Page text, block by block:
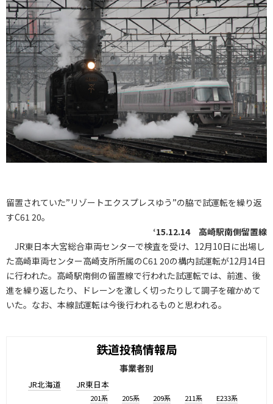
留置されていた”リゾートエクスプレスゆう”の脇で試運転を繰り返
すC61 20。
‘15.12.14 高崎駅南側留置線
JR東日本大宮総合車両センターで検査を受け、12月10日に出場し
た高崎車両センター高崎支所所属のC61 20の構内試運転が12月14日
に行われた。高崎駅南側の留置線で行われた試運転では、前進、後
進を繰り返したり、ドレーンを激しく切ったりして調子を確かめて
いた。なお、本線試運転は今後行われるものと思われる。
鉄道投稿情報局
事業者別
JR北海道 JR東日本
201系 205系 209系 211系 E233系